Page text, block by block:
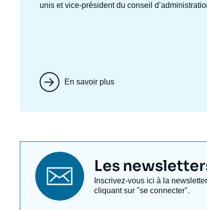
unis et vice-président du conseil
En savoir plus
Titre
newsletter
Les
Texte
Newsletter
Inscrivez-vous ici à la
cliquant sur "se connecter".